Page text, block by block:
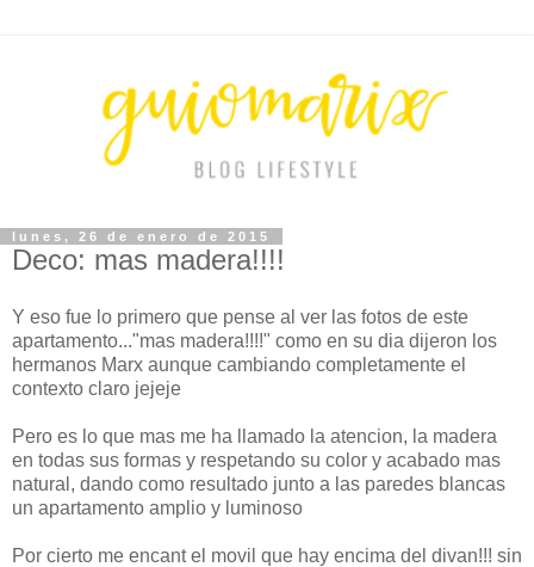
lunes, 26 de enero de 2015
Deco: mas madera!!!!
Y eso fue lo primero que pense al ver las fotos de este
apartamento..."mas madera!!!!" como en su dia dijeron los
hermanos Marx aunque cambiando completamente el
contexto claro jejeje
Pero es lo que mas me ha llamado la atencion, la madera
en todas sus formas y respetando su color y acabado mas
natural, dando como resultado junto a las paredes blancas
un apartamento amplio y luminoso
Por cierto me encant el movil que hay encima del divan!!! sin